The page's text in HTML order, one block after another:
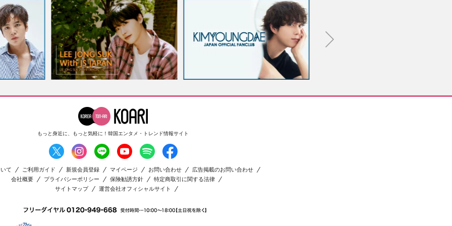
もっと身近に、もっと気軽に！ 韓国エンタメ・トレンド情報サイト
て ご利用ガイド 新規会員登録 マイページ お問い合わせ
広告掲載のお問い合わせ
会社概要
プライバシーポリシー 保険勧誘方針
特定商取引に関する法律
サイトマップ
運営会社オフィシャルサイト